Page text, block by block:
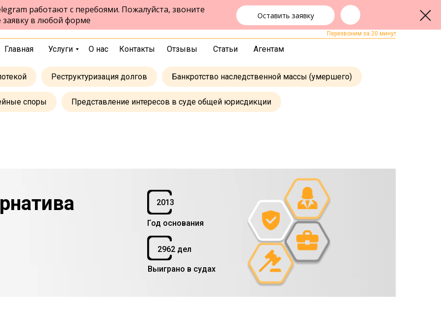
работают с перебоями. Пожалуйста, звоните
заявку в любой форме
Оставить заявку ЗАКАЗАТЬ ЗВОНОК
Перезвоним за 20 минут
Главная Услуги О нас Контакты Отзывы Статьи Агентам
ул. Ленина, 94, 1- ый этаж
Бердск
выбрать город
+7 (383) 322-24-65
Реструктуризация долгов Банкротство наследственной массы (умершего)
споры Представление интересов в суде общей юрисдикции
2013
Год основания
2962 дел
Выиграно в судах